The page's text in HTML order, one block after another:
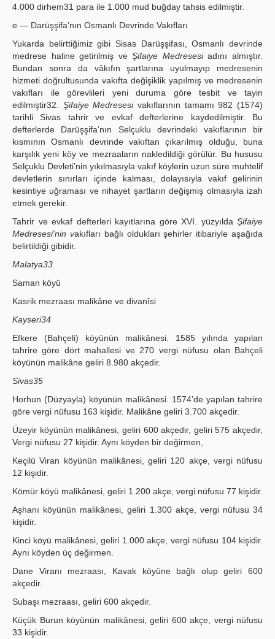
4.000 dirhem31 para ile 1.000 mud buğday tahsis edilmiştir.
e — Darüşşifa’nın Osmanlı Devrinde Vakıfları
Yukarda belirttiğimiz gibi Sisas Darüşşifası, Osmanlı devrinde
medrese haline getirilmiş veŞifaiye Medresesiadını almıştır.
Bundan sonra da vâkıfın şartlarına uyulmayıp medresenin
hizmeti doğrultusunda vakıfta değişiklik yapılmış ve medresenin
vakıfları ile görevlileri yeni duruma göre tesbit ve tayin
edilmiştir32. Şifaiye Medresesivakıflarının tamamı 982 (1574)
tarihli Sivas tahrir ve evkaf defterlerine kaydedilmiştir. Bu
defterlerde Darüşşifa’nın Selçuklu devrindeki vakıflarının bir
kısmının Osmanlı devrinde vakıftan çıkarılmış olduğu, buna
karşılık yeni köy ve mezraaların nakledildiği görülür. Bu hususu
Selçuklu Devleti’nin yıkılmasıyla vakıf köylerin uzun süre muhtelif
devletlerin sınırları içinde kalması, dolayısıyla vakıf gelirinin
kesintiye uğraması ve nihayet şartların değişmiş olmasıyla izah
etmek gerekir.
Tahrir ve evkaf defterleri kayıtlarına göre XVI. yüzyılda Şifaiye
Medresesi'nin vakıfları bağlı oldukları şehirler itibariyle aşağıda
belirtildiği gibidir.
Malatya33
Saman köyü
Kasrik mezraası malikâne ve divanîsi
Kayseri34
Efkere (Bahçeli) köyünün malikânesi. 1585 yılında yapılan
tahrire göre dört mahallesi ve 270 vergi nüfusu olan Bahçeli
köyünün malikâne geliri 8.980 akçedir.
Sivas35
Horhun (Düzyayla) köyünün malikânesi. 1574’de yapılan tahrire
göre vergi nüfusu 163 kişidir. Malikâne geliri 3.700 akçedir.
Üzeyir köyünün malikânesi, geliri 600 akçedir, geliri 575 akçedir,
Vergi nüfusu 27 kişidir. Aynı köyden bir değirmen,
Keçilü Viran köyünün malikânesi, geliri 120 akçe, vergi nüfusu
12 kişidir.
Kömür köyü malikânesi, geliri 1.200 akçe, vergi nüfusu 77 kişidir.
Aşhanı köyünün malikânesi, geliri 1.300 akçe, vergi nüfusu 34
kişidir.
Kinci köyü malikânesi, geliri 1.000 akçe, vergi nüfusu 104 kişidir.
Aynı köyden üç değirmen.
Dane Viranı mezraası, Kavak köyüne bağlı olup geliri 600
akçedir.
Subaşı mezraası, geliri 600 akçedir.
Küçük Burun köyünün malikânesi, geliri 600 akçe, vergi nüfusu
33 kişidir.